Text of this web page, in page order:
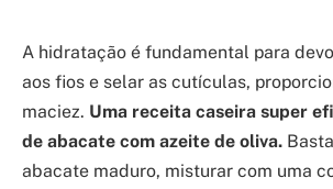
A hidratação é fundamental para
aos fios e selar as cutículas,
maciez. Uma receita caseira super
de abacate com azeite de oliva.
abacate maduro, misturar com uma